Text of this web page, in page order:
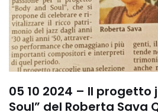
05 10 2024 – Il progetto
Soul” del Roberta Sava